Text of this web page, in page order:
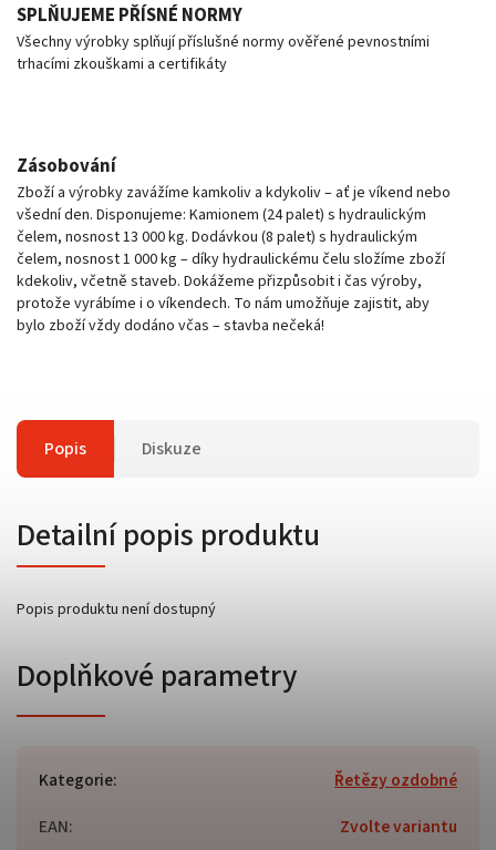
SPLŇUJEME PŘÍSNÉ NORMY
Všechny výrobky splňují příslušné normy ověřené pevnostními
trhacími zkouškami a certifikáty
Zásobování
Zboží a výrobky zavážíme kamkoliv a kdykoliv – ať je víkend nebo
všední den. Disponujeme: Kamionem (24 palet) s hydraulickým
čelem, nosnost 13 000 kg. Dodávkou (8 palet) s hydraulickým
čelem, nosnost 1 000 kg – díky hydraulickému čelu složíme zboží
kdekoliv, včetně staveb. Dokážeme přizpůsobit i čas výroby,
protože vyrábíme i o víkendech. To nám umožňuje zajistit, aby
bylo zboží vždy dodáno včas – stavba nečeká!
Popis Diskuze
Detailní popis produktu
Popis produktu není dostupný
Doplňkové parametry
Kategorie:
Řetězy ozdobné
EAN: Zvolte variantu